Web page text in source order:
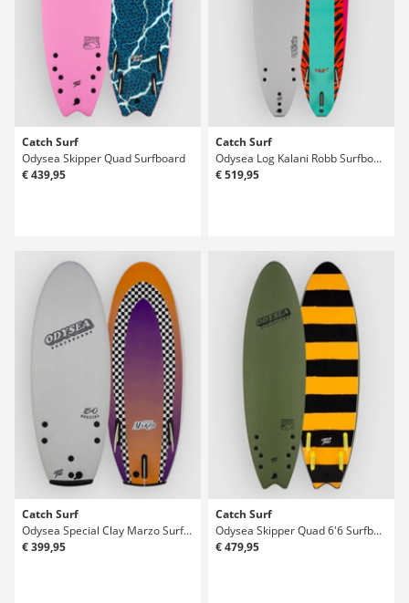
Catch Surf
Odysea Skipper Quad Surfboard
€ 439,95
Catch Surf
Odysea Log Kalani Robb Surfboard
€ 519,95
Catch Surf
Odysea Special Clay Marzo Surfboard
€ 399,95
Catch Surf
Odysea Skipper Quad 6'6 Surfboard
€ 479,95